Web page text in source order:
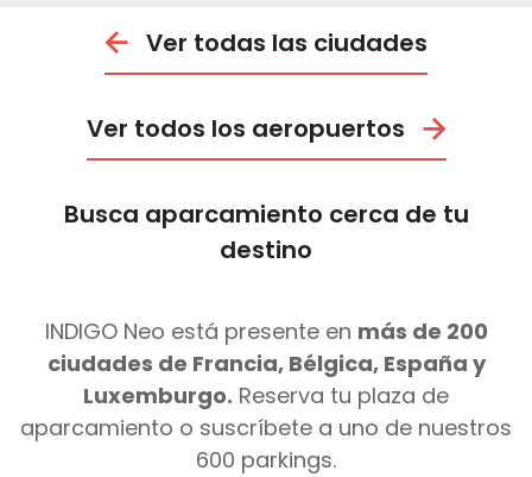
Ver todas las ciudades
Ver todos los aeropuertos
Busca aparcamiento cerca de tu
destino
INDIGO Neo está presente en más de 200
ciudades de Francia, Bélgica, España y
Luxemburgo. Reserva tu plaza de
aparcamiento o suscríbete a uno de nuestros
600 parkings.